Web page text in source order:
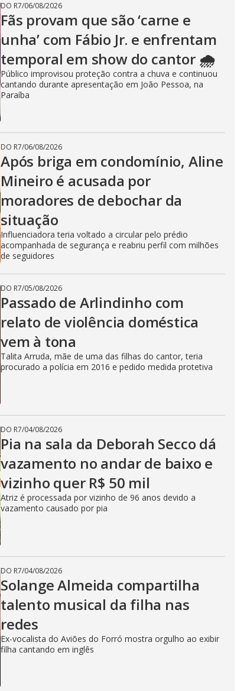
DO R7/06/08/2026
Fãs provam que são ‘carne e
unha’ com Fábio Jr. e enfrentam
temporal em show do cantor 🌧️
Público improvisou proteção contra a chuva e continuou
cantando durante apresentação em João Pessoa, na
Paraíba
DO R7/06/08/2026
Após briga em condomínio, Aline
Mineiro é acusada por
moradores de debochar da
situação
Influenciadora teria voltado a circular pelo prédio
acompanhada de segurança e reabriu perfil com milhões
de seguidores
DO R7/05/08/2026
Passado de Arlindinho com
relato de violência doméstica
vem à tona
Talita Arruda, mãe de uma das filhas do cantor, teria
procurado a polícia em 2016 e pedido medida protetiva
DO R7/04/08/2026
Pia na sala da Deborah Secco dá
vazamento no andar de baixo e
vizinho quer R$ 50 mil
Atriz é processada por vizinho de 96 anos devido a
vazamento causado por pia
DO R7/04/08/2026
Solange Almeida compartilha
talento musical da filha nas
redes
Ex-vocalista do Aviões do Forró mostra orgulho ao exibir
filha cantando em inglês